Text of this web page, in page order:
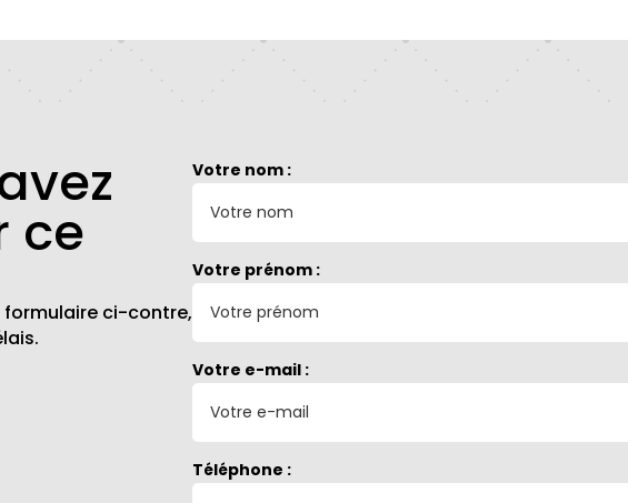
ce
ci-contre,
Votre nom :
Votre prénom :
Votre e-mail :
Téléphone :